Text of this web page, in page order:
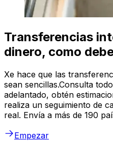
Transferencias
dinero, como
Xe hace que las
sean sencillas.Consulta
adelantado, obtén
realiza un seguimiento de
real. Envía a más de 190
Empezar